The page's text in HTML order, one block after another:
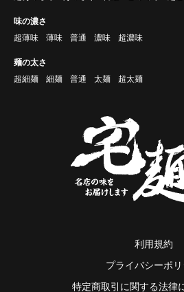
味の濃さ
超薄味
薄味 普通 濃味 超濃味
麺の太さ
超細麺
細麺 普通 太麺 超太麺
利用規約
プライバシーポ
特定商取引に関する法律